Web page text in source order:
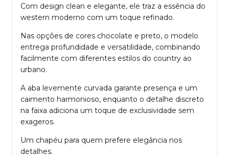
Com design clean e elegante, ele traz a essência do
western moderno com um toque refinado.
Nas opções de cores chocolate e preto, o modelo
entrega profundidade e versatilidade, combinando
facilmente com diferentes estilos do country ao
urbano.
A aba levemente curvada garante presença e um
caimento harmonioso, enquanto o detalhe discreto
na faixa adiciona um toque de exclusividade sem
exageros.
Um chapéu para quem prefere elegância nos
detalhes.